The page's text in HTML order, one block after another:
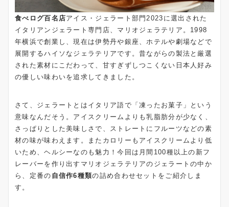
食べログ百名店アイス・ジェラート部門2023に選出された
イタリアンジェラート専門店、マリオジェラテリア。1998
年横浜で創業し、現在は伊勢丹や銀座、ホテルや劇場などで
展開するハイソなジェラテリアです。昔ながらの製法と厳選
された素材にこだわって、甘すぎずしつこくない日本人好み
の優しい味わいを追求してきました。
さて、ジェラートとはイタリア語で「凍ったお菓子」という
意味なんだそう。アイスクリームよりも乳脂肪分が少なく、
さっぱりとした美味しさで、ストレートにフルーツなどの素
材の味が味わえます。またカロリーもアイスクリームより低
いため、ヘルシーなのも魅力！今回は月間100種以上の新フ
レーバーを作り出すマリオジェラテリアのジェラートの中か
ら、定番の 自信作6種類の詰め合わせセットをご紹介しま
す。